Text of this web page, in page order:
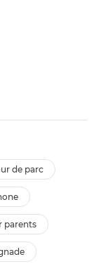
de parc
parents